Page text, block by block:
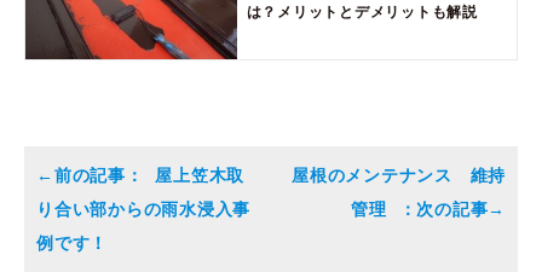
は？メリットとデメリットも解説
屋上笠木取
り合い部からの雨水浸入事
例です！
屋根のメンテナンス 維持
管理